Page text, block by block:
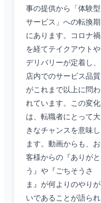
事の提供から「体験型
サービス」への転換期
にあります。コロナ禍
を経てテイクアウトや
デリバリーが定着し、
店内でのサービス品質
がこれまで以上に問わ
れています。この変化
は、転職者にとって大
きなチャンスを意味し
ます。動画からも、お
客様からの『ありがと
う』や『ごちそうさ
ま』が何よりのやりが
いであることが語られ